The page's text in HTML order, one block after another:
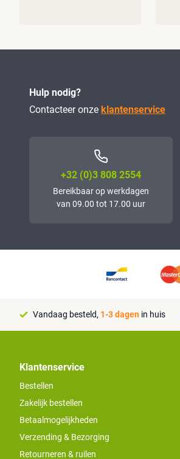
Hulp nodig?
Contacteer onze klantenservice
+32 (0)3 808 2554
Bereikbaar op werkdagen
van 09.00 tot 17.00 uur
Vandaag besteld, 1-3 dagen in huis
Klantenservice
Bestellen
Zakelijk bestellen
Betaalmogelijkheden
Verzending & Bezorging
Retourneren & ruilen